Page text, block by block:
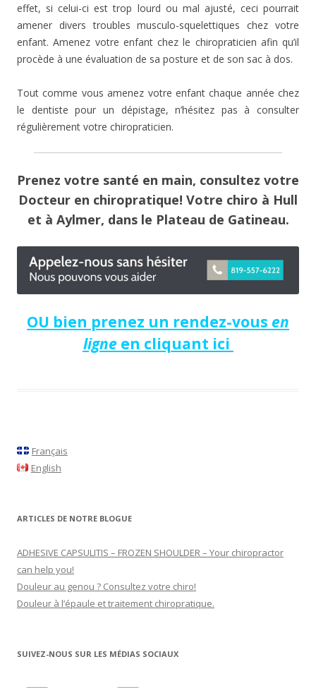
effet, si celui-ci est trop lourd ou mal ajusté, ceci pourrait
amener divers troubles musculo-squelettiques chez votre
enfant. Amenez votre enfant chez le chiropraticien afin qu’il
procède à une évaluation de sa posture et de son sac à dos.
Tout comme vous amenez votre enfant chaque année chez
le dentiste pour un dépistage, n’hésitez pas à consulter
régulièrement votre chiropraticien.
Prenez votre santé en main, consultez votre
Docteur en chiropratique! Votre chiro à Hull
et à Aylmer, dans le Plateau de Gatineau.
OU bien prenez un rendez-vous en
ligneen cliquant ici
Français
English
ARTICLES DE NOTRE BLOGUE
ADHESIVE CAPSULITIS – FROZEN SHOULDER – Your chiropractor
can help you!
Douleur au genou ? Consultez votre chiro!
Douleur à l’épaule et traitement chiropratique.
SUIVEZ-NOUS SUR LES MÉDIAS SOCIAUX